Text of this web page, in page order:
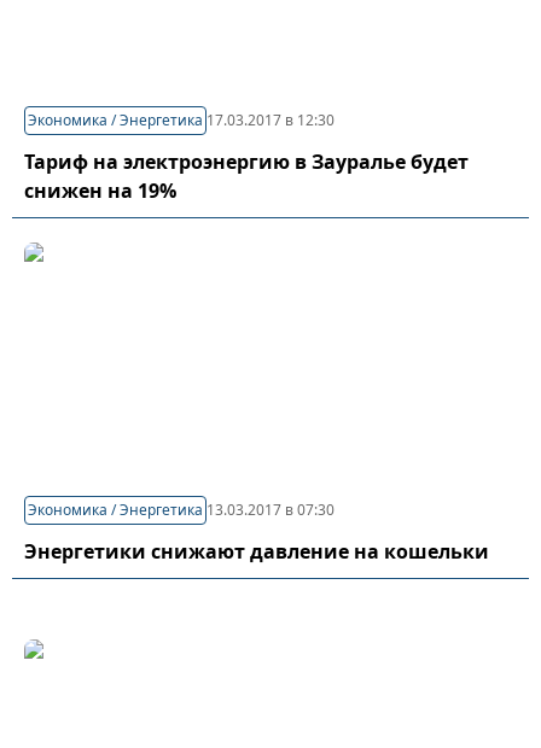
Экономика / Энергетика 17.03.2017 в 12:30
Тариф на электроэнергию в Зауралье будет
снижен на 19%
Экономика / Энергетика 13.03.2017 в 07:30
Энергетики снижают давление на кошельки